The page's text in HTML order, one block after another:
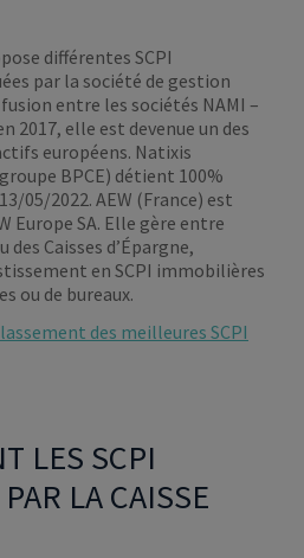
différentes SCPI
par la société de gestion
entre les sociétés NAMI –
2017, elle est devenue un des
européens. Natixis
BPCE) détient 100%
05/2022. AEW (France) est
Europe SA. Elle gère entre
des Caisses d’Épargne,
en SCPI immobilières
ou de bureaux.
des meilleures SCPI
LES SCPI
LA CAISSE